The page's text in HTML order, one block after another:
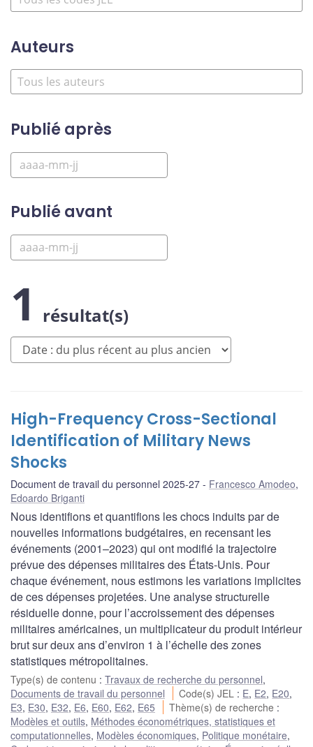
Auteurs
Publié après
Publié avant
1 résultat(s)
High-Frequency Cross-Sectional
Identification of Military News
Shocks
Document de travail du personnel 2025-27 Francesco Amodeo,
Edoardo Briganti
Nous identifions et quantifions les chocs induits par de
nouvelles informations budgétaires, en recensant les
événements (2001–2023) qui ont modifié la trajectoire
prévue des dépenses militaires des États-Unis. Pour
chaque événement, nous estimons les variations implicites
de ces dépenses projetées. Une analyse structurelle
résiduelle donne, pour l’accroissement des dépenses
militaires américaines, un multiplicateur du produit intérieur
brut sur deux ans d’environ 1 à l’échelle des zones
statistiques métropolitaines.
Type(s) de contenu : Travaux de recherche du personnel,
Documents de travail du personnel
Code(s) JEL : E, E2, E20,
E3, E30, E32, E6, E60, E62, E65 Thème(s) de recherche :
Modèles et outils, Méthodes économétriques, statistiques et
computationnelles, Modèles économiques, Politique monétaire,